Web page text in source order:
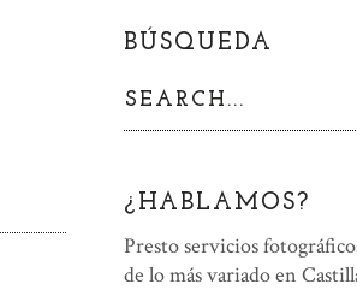
BÚSQUEDA
¿HABLAMOS?
Presto servicios
de lo más variado en